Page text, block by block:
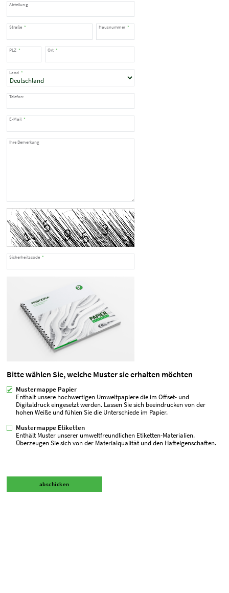
Abteilung
Straße Hausnummer
PLZ Ort
Land
Telefon:
E-Mail
Ihre Bemerkung
Sicherheitscode
Bitte wählen Sie, welche Muster sie erhalten möchten
Mustermappe Papier
Enthält unsere hochwertigen Umweltpapiere die im Offset- und
Digitaldruck eingesetzt werden. Lassen Sie sich beeindrucken von der
hohen Weiße und fühlen Sie die Unterschiede im Papier.
Mustermappe Etiketten
Enthält Muster unserer umweltfreundlichen Etiketten-Materialien.
Überzeugen Sie sich von der Materialqualität und den Hafteigenschaften.